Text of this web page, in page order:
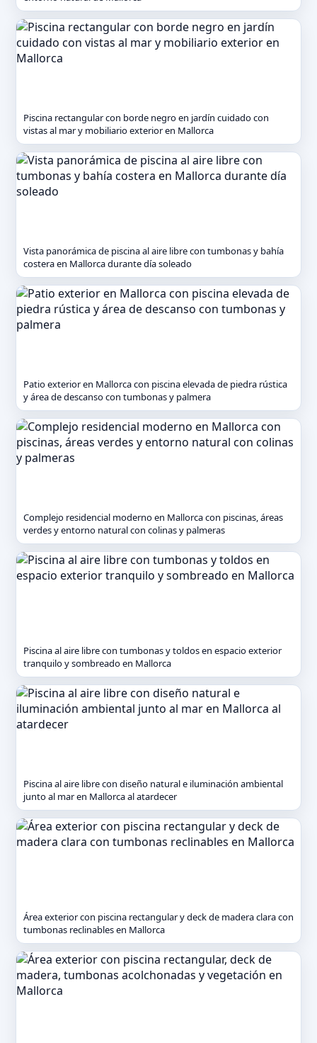
Piscina rectangular con borde negro en jardín cuidado con
vistas al mar y mobiliario exterior en Mallorca
Vista panorámica de piscina al aire libre con tumbonas y bahía
costera en Mallorca durante día soleado
Patio exterior en Mallorca con piscina elevada de piedra rústica
y área de descanso con tumbonas y palmera
Complejo residencial moderno en Mallorca con piscinas, áreas
verdes y entorno natural con colinas y palmeras
Piscina al aire libre con tumbonas y toldos en espacio exterior
tranquilo y sombreado en Mallorca
Piscina al aire libre con diseño natural e iluminación ambiental
junto al mar en Mallorca al atardecer
Área exterior con piscina rectangular y deck de madera clara con
tumbonas reclinables en Mallorca